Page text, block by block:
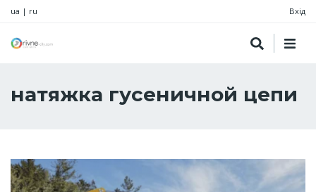
ua | ru Вхід
натяжка гусеничной цепи